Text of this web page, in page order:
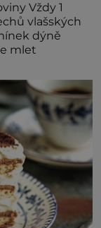
vlašských
dýně
mlet